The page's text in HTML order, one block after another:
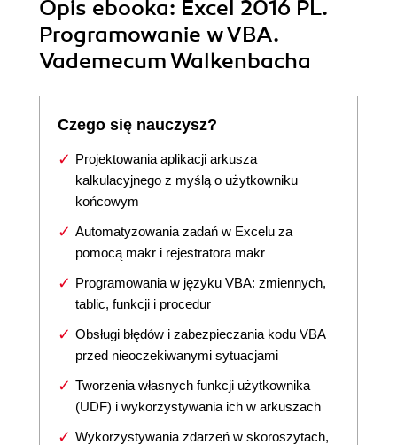
Opis ebooka: Excel 2016 PL.
Programowanie w VBA.
Vademecum Walkenbacha
Czego się nauczysz?
Projektowania aplikacji arkusza
kalkulacyjnego z myślą o użytkowniku
końcowym
Automatyzowania zadań w Excelu za
pomocą makr i rejestratora makr
Programowania w języku VBA: zmiennych,
tablic, funkcji i procedur
Obsługi błędów i zabezpieczania kodu VBA
przed nieoczekiwanymi sytuacjami
Tworzenia własnych funkcji użytkownika
(UDF) i wykorzystywania ich w arkuszach
Wykorzystywania zdarzeń w skoroszytach,